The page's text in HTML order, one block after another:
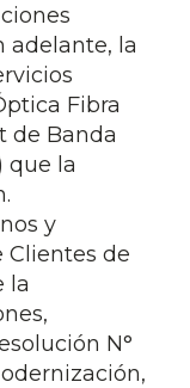
adelante, la
Fibra
de Banda
que la
y
Clientes de
la
N°